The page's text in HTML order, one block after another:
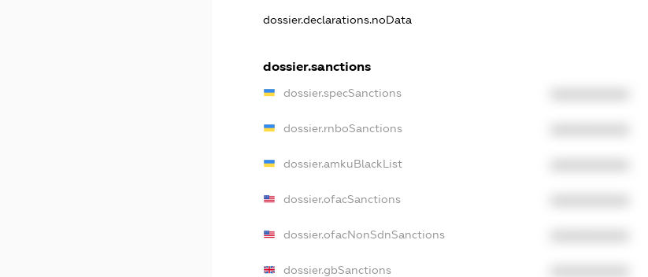
dossier.declarations.noData
dossier.sanctions
dossier.specSanctions
dossier.rnboSanctions
dossier.amkuBlackList
dossier.ofacSanctions
dossier.ofacNonSdnSanctions
dossier.gbSanctions